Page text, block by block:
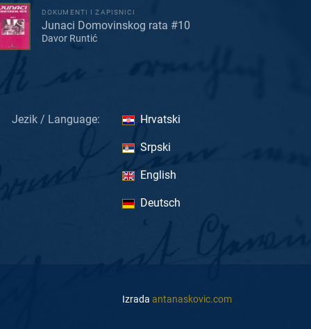
DOKUMENTI I ZAPISNICI
Junaci Domovinskog rata #10
Davor Runtić
Jezik / Language: Hrvatski
Srpski
English
Deutsch
Izrada antanaskovic.com